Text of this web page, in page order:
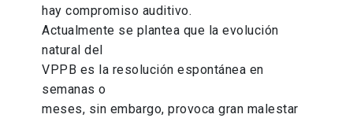
hay compromiso auditivo.
Actualmente se plantea que la evolución
natural del
VPPB es la resolución espontánea en
semanas o
meses, sin embargo, provoca gran malestar